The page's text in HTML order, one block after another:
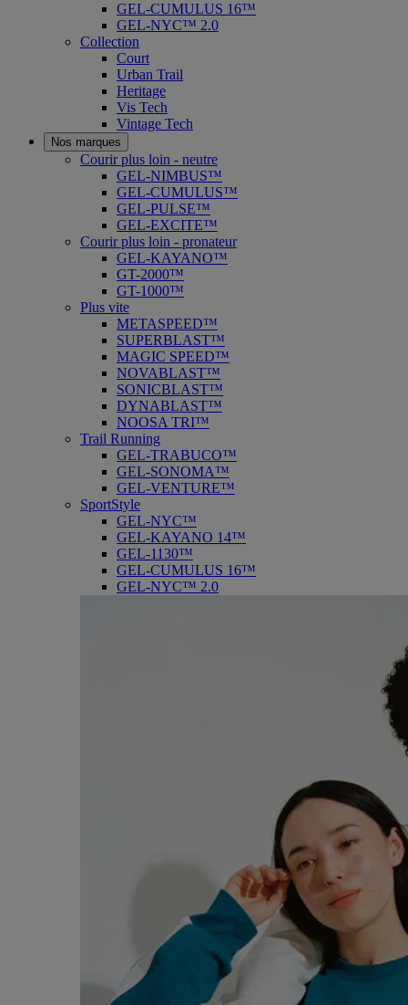
GEL-CUMULUS 16™
GEL-NYC™ 2.0
Collection
Court
Urban Trail
Heritage
Vis Tech
Vintage Tech
Nos marques
Courir plus loin - neutre
GEL-NIMBUS™
GEL-CUMULUS™
GEL-PULSE™
GEL-EXCITE™
Courir plus loin - pronateur
GEL-KAYANO™
GT-2000™
GT-1000™
Plus vite
METASPEED™
SUPERBLAST™
MAGIC SPEED™
NOVABLAST™
SONICBLAST™
DYNABLAST™
NOOSA TRI™
Trail Running
GEL-TRABUCO™
GEL-SONOMA™
GEL-VENTURE™
SportStyle
GEL-NYC™
GEL-KAYANO 14™
GEL-1130™
GEL-CUMULUS 16™
GEL-NYC™ 2.0